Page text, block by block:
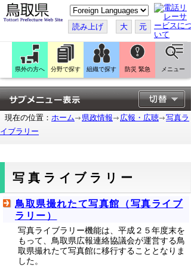
こ
の
ペ
ー
ジ
翻
訳
す
る
読み上げ 大 元
県外の方へ 分野で探す 組織で探す 防災 緊急 メニュー
現在の位置： ホーム 県政情報 広報・広聴
写真ラ
イブラリー
写真ライブラリー
鳥取県撮れたて写真館（写真ライブ
ラリー）
写真ライブラリー機能は、平成２５年度末を
もって、鳥取県広報連絡協議会が運営する鳥
取県撮れたて写真館に移行することとなりま
した。